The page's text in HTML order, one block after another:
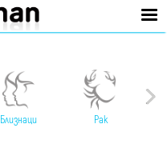
Близнаци Рак